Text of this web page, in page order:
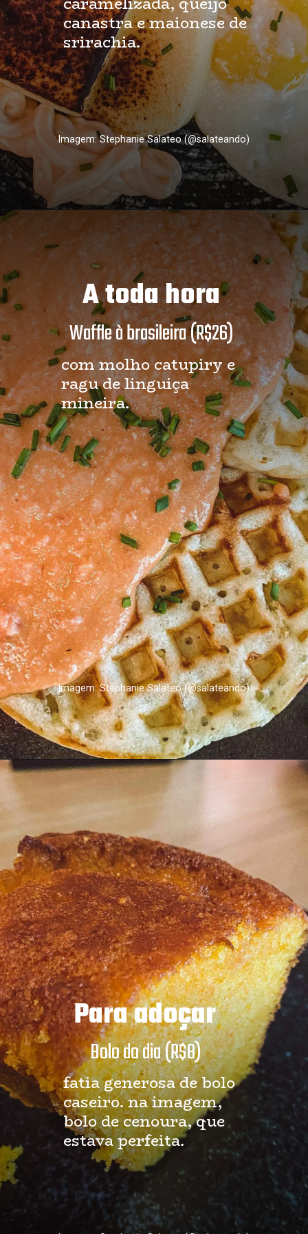
canastra e maionese de
srirachia.
Imagem: Stephanie Salateo (@salateando)
A toda hora
com molho catupiry e
ragu de linguiça
mineira.
Imagem: Stephanie Salateo (@salateando)
Waffle à brasileira (R$26)
Para adoçar
fatia generosa de bolo
caseiro. na imagem,
bolo de cenoura, que
estava perfeita.
Bolo do dia (R$8)